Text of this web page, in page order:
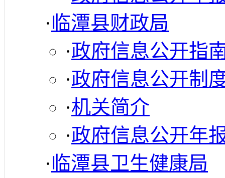
·临潭县财政局
·政府信息公开指
·政府信息公开制
·机关简介
·政府信息公开年
·临潭县卫生健康局